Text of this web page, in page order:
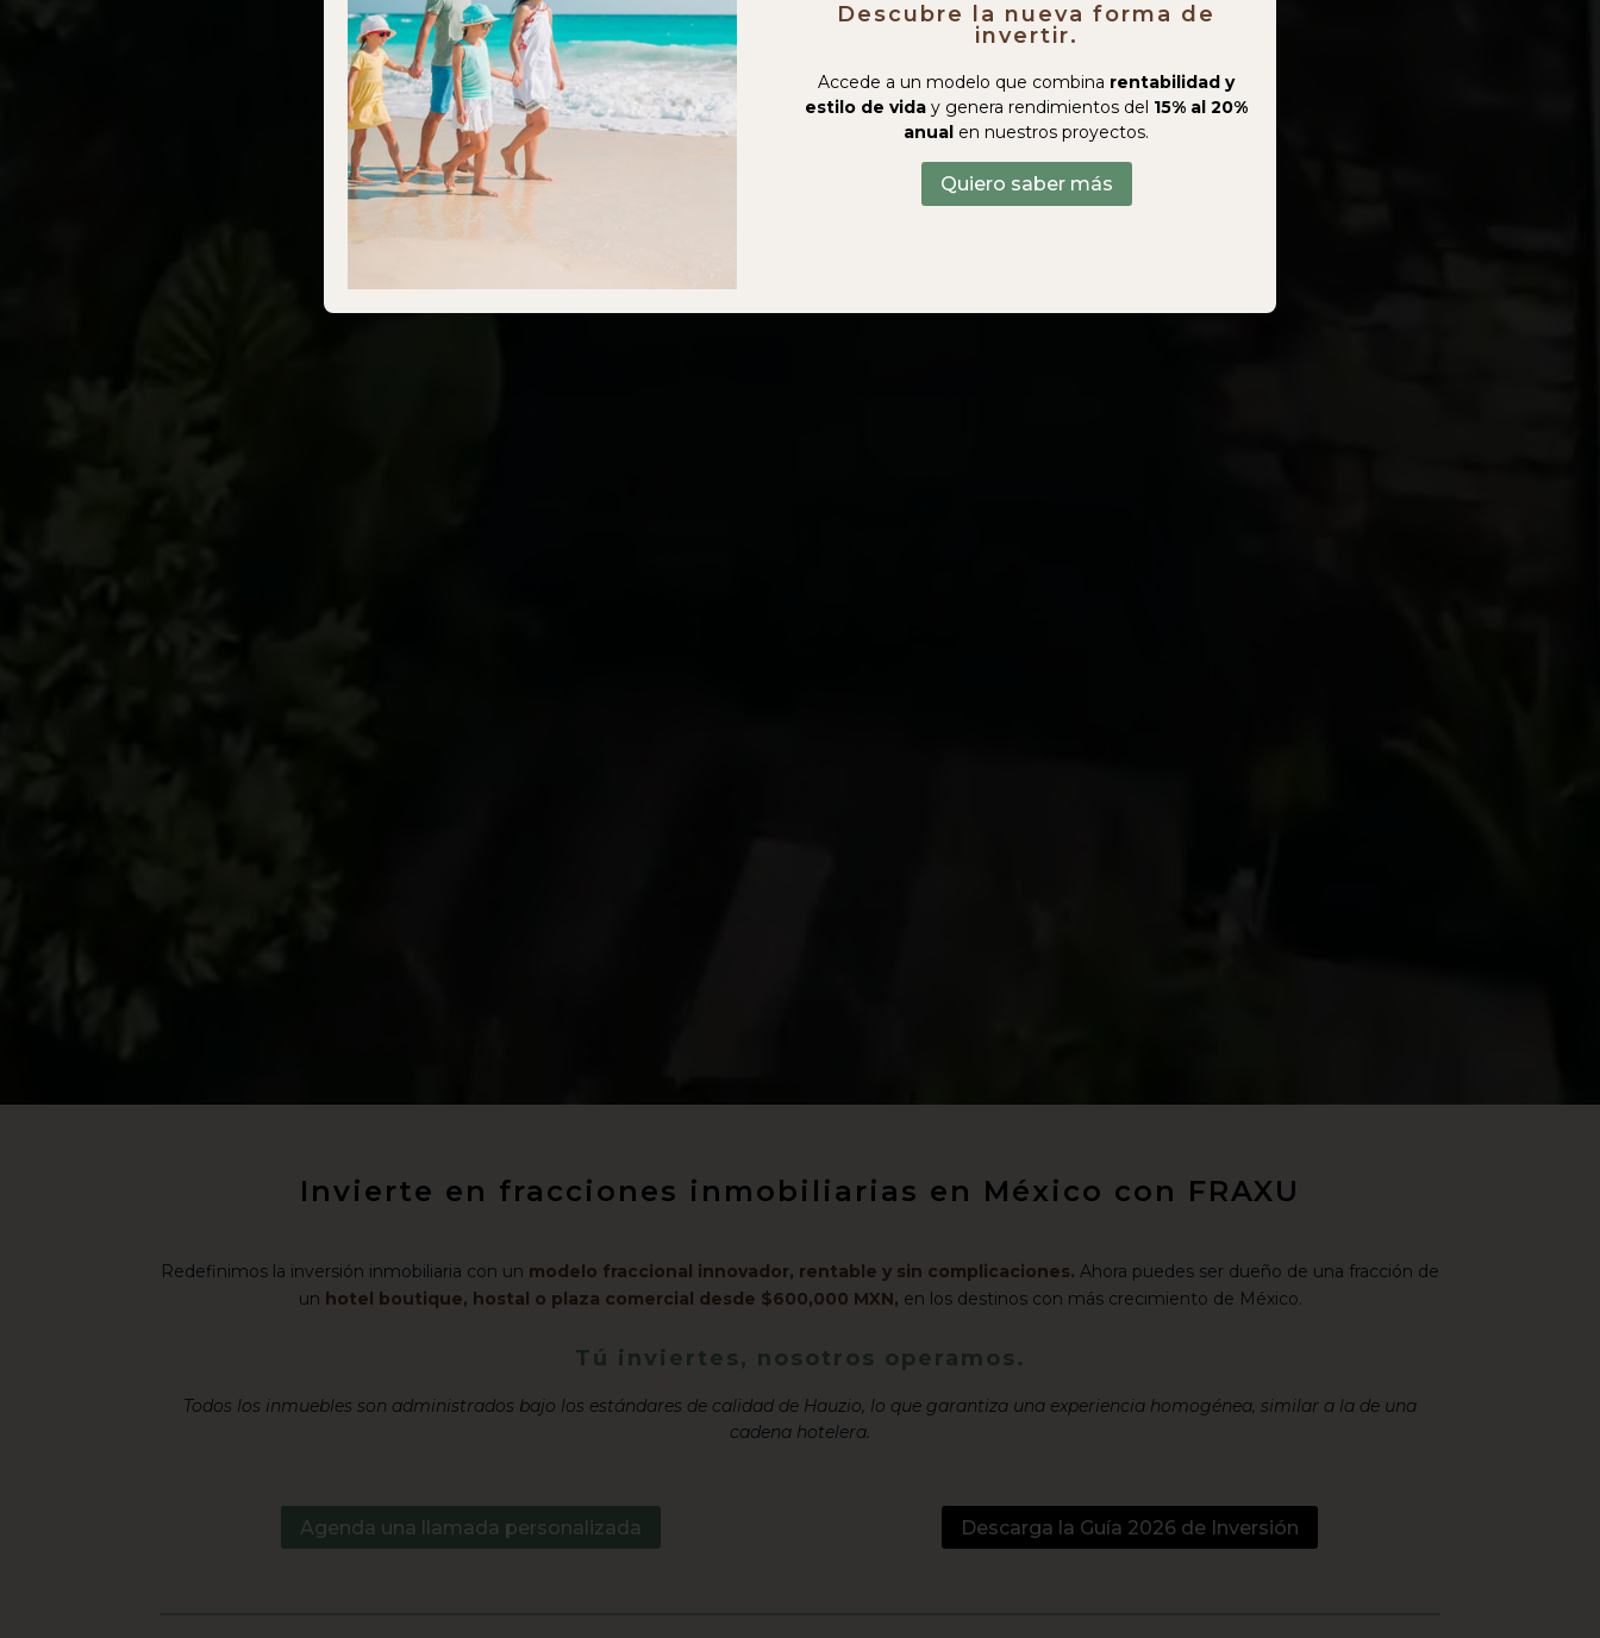
Invierte en fracciones inmobiliarias en México con FRAXU
Redefinimos la inversión inmobiliaria con un modelo fraccional innovador, rentable y sin complicaciones. Ahora puedes ser dueño de una fracción de
un hotel boutique, hostal o plaza comercial desde $600,000 MXN, en los destinos con más crecimiento de México.
Tú inviertes, nosotros operamos.
Todos los inmuebles son administrados bajo los estándares de calidad de Hauzio, lo que garantiza una experiencia homogénea, similar a la de una
cadena hotelera.
Agenda una llamada personalizada Descarga la Guía 2026 de Inversión
Descubre la nueva forma de
invertir.
Accede a un modelo que combina rentabilidad y
estilo de vida y genera rendimientos del 15% al 20%
anual en nuestros proyectos.
Quiero saber más